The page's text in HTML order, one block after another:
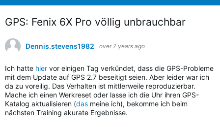
GPS: Fenix 6X Pro völlig unbrauchbar
Dennis.stevens1982 over 7 years ago
Ich hatte hier vor einigen Tag verkündet, dass die GPS-Probleme
mit dem Update auf GPS 2.7 beseitigt seien. Aber leider war ich
da zu voreilig. Das Verhalten ist mittlerweile reproduzierbar.
Mache ich einen Werkreset oder lasse ich die Uhr ihren GPS-
Katalog aktualisieren (das meine ich), bekomme ich beim
nächsten Training akurate Ergebnisse.